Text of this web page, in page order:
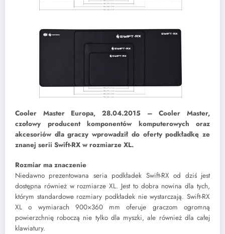
Cooler Master Europa, 28.04.2015 – Cooler Master,
czołowy producent komponentów komputerowych oraz
akcesoriów dla graczy wprowadził do oferty podkładkę ze
znanej serii Swift-RX w rozmiarze XL.
Rozmiar ma znaczenie
Niedawno prezentowana seria podkładek Swift-RX od dziś jest
dostępna również w rozmiarze XL. Jest to dobra nowina dla tych,
którym standardowe rozmiary podkładek nie wystarczają. Swift-RX
XL o wymiarach 900×360 mm oferuje graczom ogromną
powierzchnię roboczą nie tylko dla myszki, ale również dla całej
klawiatury.